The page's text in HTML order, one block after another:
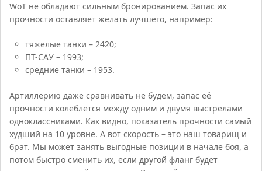
WoT не обладают сильным бронированием. Запас их
прочности оставляет желать лучшего, например:
тяжелые танки – 2420;
ПТ-САУ – 1993;
средние танки – 1953.
Артиллерию даже сравнивать не будем, запас её
прочности колеблется между одним и двумя выстрелами
одноклассниками. Как видно, показатель прочности самый
худший на 10 уровне. А вот скорость – это наш товарищ и
брат. Мы может занять выгодные позиции в начале боя, а
потом быстро сменить их, если другой фланг будет